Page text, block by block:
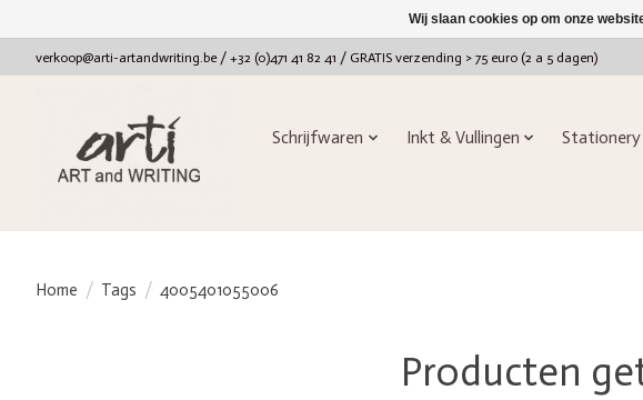
verkoop@arti-artandwriting.be/ +32 (0)471 41 82 41 / GRATIS verzending > 75 euro (2 a 5 dagen)
Schrijfwaren Inkt & Vullingen Stationery
Home / Tags / 4005401055006
Producten
Wij slaan cookies op om onze